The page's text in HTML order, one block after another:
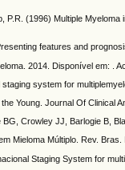
P.R. (1996) Multiple
features and
2014. Disponível em: .
staging system for
Young. Journal Of Clinical
Crowley JJ, Barlogie B,
Mieloma Múltiplo. Rev.
Staging System for